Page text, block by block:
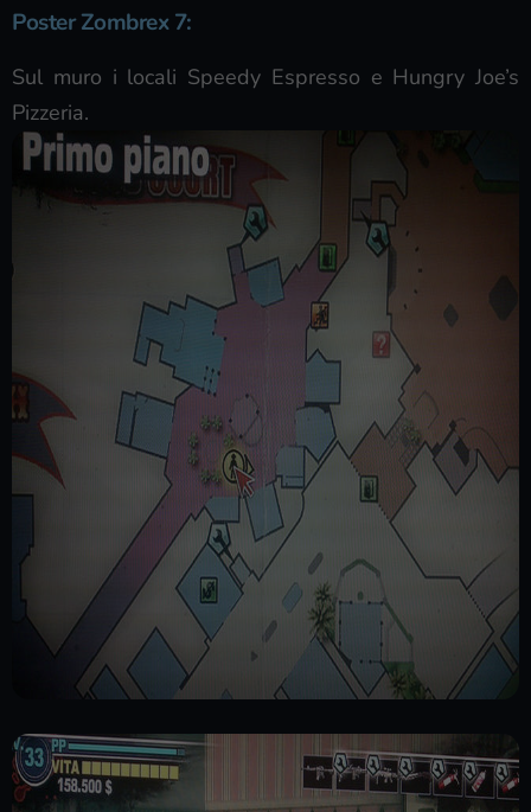
Poster Zombrex 7:
Sul muro i locali Speedy Espresso e Hungry Joe’s
Pizzeria.